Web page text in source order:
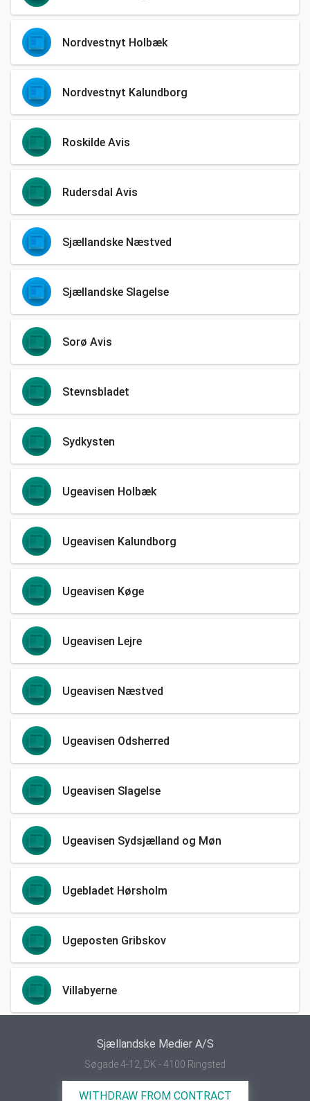
Nordvestnyt Holbæk
Nordvestnyt Kalundborg
Roskilde Avis
Rudersdal Avis
Sjællandske Næstved
Sjællandske Slagelse
Sorø Avis
Stevnsbladet
Sydkysten
Ugeavisen Holbæk
Ugeavisen Kalundborg
Ugeavisen Køge
Ugeavisen Lejre
Ugeavisen Næstved
Ugeavisen Odsherred
Ugeavisen Slagelse
Ugeavisen Sydsjælland og Møn
Ugebladet Hørsholm
Ugeposten Gribskov
Villabyerne
Sjællandske Medier A/S
Søgade 4-12, DK - 4100 Ringsted
WITHDRAW FROM CONTRACT